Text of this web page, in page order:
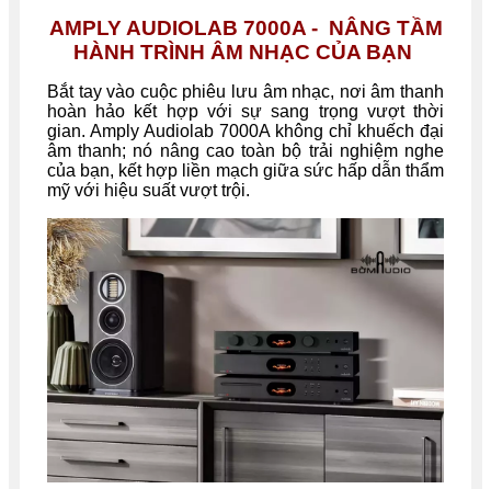
AMPLY AUDIOLAB 7000A - NÂNG TẦM
HÀNH TRÌNH ÂM NHẠC CỦA BẠN
Bắt tay vào cuộc phiêu lưu âm nhạc, nơi âm thanh
hoàn hảo kết hợp với sự sang trọng vượt thời
gian. Amply Audiolab 7000A không chỉ khuếch đại
âm thanh; nó nâng cao toàn bộ trải nghiệm nghe
của bạn, kết hợp liền mạch giữa sức hấp dẫn thẩm
mỹ với hiệu suất vượt trội.